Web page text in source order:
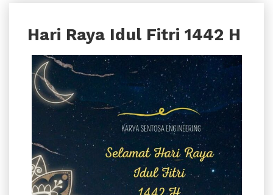
Hari Raya Idul Fitri 1442 H